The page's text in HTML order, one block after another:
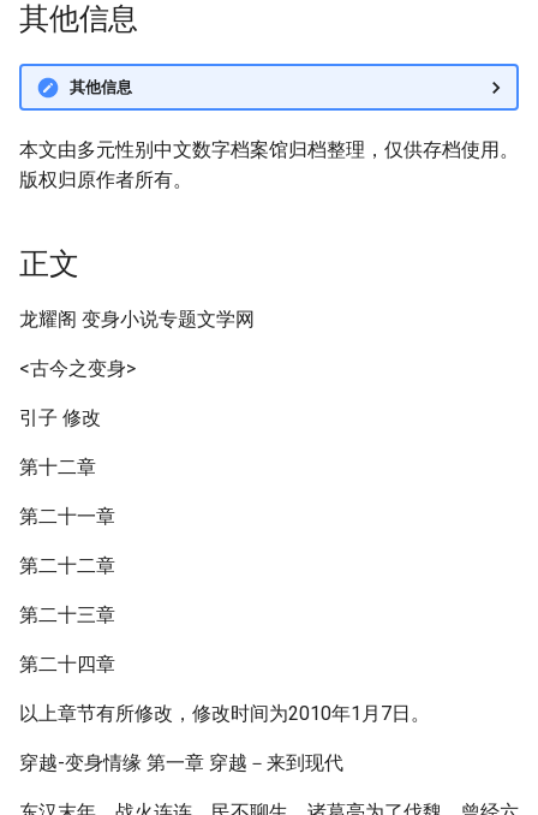
其他信息
其他信息
本文由多元性别中文数字档案馆归档整理，仅供存档使用。
版权归原作者所有。
正文
龙耀阁 变身小说专题文学网
<古今之变身>
引子 修改
第十二章
第二十一章
第二十二章
第二十三章
第二十四章
以上章节有所修改，修改时间为2010年1月7日。
穿越-变身情缘 第一章 穿越－来到现代